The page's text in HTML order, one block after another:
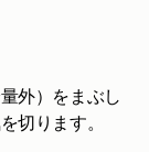
外）をまぶし
切ります。